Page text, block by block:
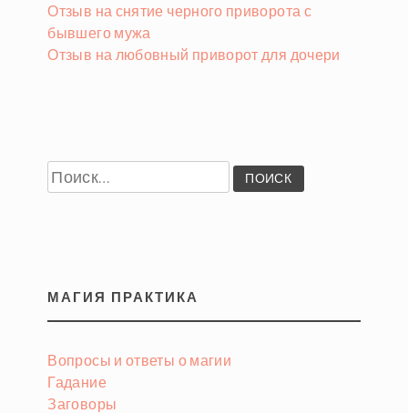
Отзыв на снятие черного приворота с
бывшего мужа
Отзыв на любовный приворот для дочери
Найти:
МАГИЯ ПРАКТИКА
Вопросы и ответы о магии
Гадание
Заговоры